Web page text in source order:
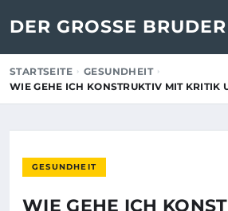
DER GROSSE BRUDER
STARTSEITE
GESUNDHEIT
WIE GEHE ICH KONSTRUKTIV MIT KRITIK
GESUNDHEIT
WIE GEHE ICH